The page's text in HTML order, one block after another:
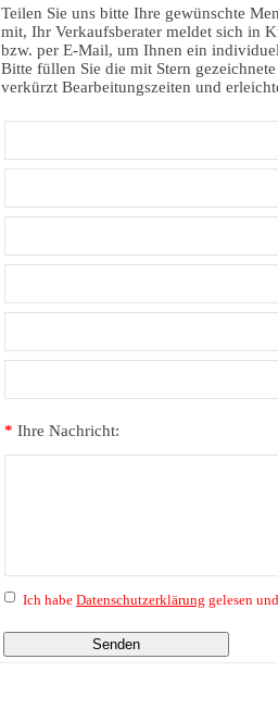
Teilen Sie uns bitte Ihre gewünschte
mit, Ihr Verkaufsberater meldet sich in
bzw. per E-Mail, um Ihnen ein
Bitte füllen Sie die mit Stern
verkürzt Bearbeitungszeiten und
* Ihre Nachricht:
Ich habe Datenschutzerklärung gelesen
Senden